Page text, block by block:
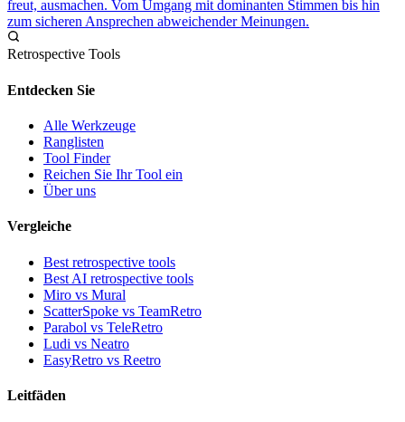
freut, ausmachen. Vom Umgang mit dominanten Stimmen bis hin
zum sicheren Ansprechen abweichender Meinungen.
Retrospective Tools
Entdecken Sie
Alle Werkzeuge
Ranglisten
Tool Finder
Reichen Sie Ihr Tool ein
Über uns
Vergleiche
Best retrospective tools
Best AI retrospective tools
Miro vs Mural
ScatterSpoke vs TeamRetro
Parabol vs TeleRetro
Ludi vs Neatro
EasyRetro vs Reetro
Leitfäden